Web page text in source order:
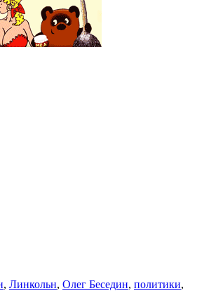
, Линкольн, Олег Беседин, политики,